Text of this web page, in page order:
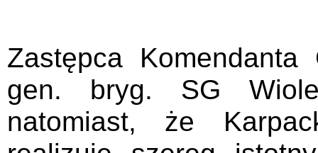
Zastępca Komendanta
gen. bryg. SG
natomiast, że